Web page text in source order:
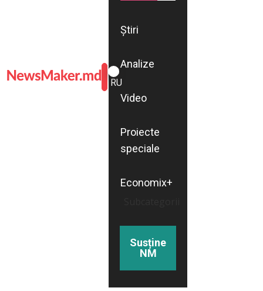
ROMÂNĂ
RU
Știri
Analize
Video
Proiecte
speciale
Economix+
Susține
NM